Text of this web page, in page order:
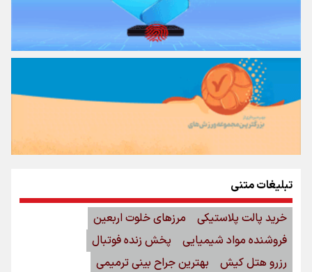
تبلیغات متنی
خرید پالت پلاستیکی
مرزهای خلوت اربعین
فروشنده مواد شیمیایی
پخش زنده فوتبال
رزرو هتل کیش
بهترین جراح بینی ترمیمی